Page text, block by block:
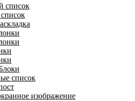
список
список
изображение